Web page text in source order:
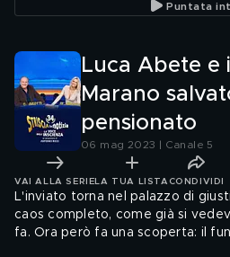
Puntata
Luca Abete e
Marano
pensionato
06 mag 2023 | Canale 5
VAI ALLA SERIE LA TUA LISTA CONDIVIDI
L'inviato torna nel palazzo di
caos completo, come già si
fa. Ora però fa una scoperta: il